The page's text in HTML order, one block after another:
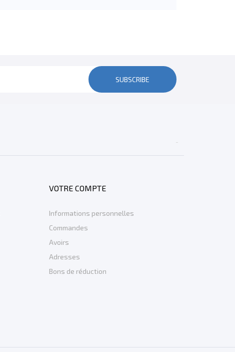
SUBSCRIBE

VOTRE COMPTE
Informations personnelles
Commandes
Avoirs
Adresses
Bons de réduction